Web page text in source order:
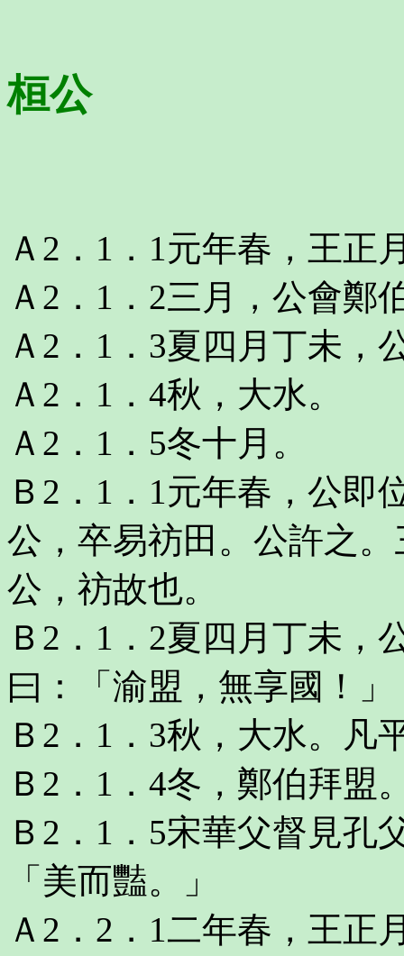
桓公
Ａ2．1．1元年春，王正
Ａ2．1．2三月，公會鄭
Ａ2．1．3夏四月丁未，
Ａ2．1．4秋，大水。
Ａ2．1．5冬十月。
Ｂ2．1．1元年春，公即
公，卒易祊田。公許之
公，祊故也。
Ｂ2．1．2夏四月丁未，
曰：「渝盟，無享國！」
Ｂ2．1．3秋，大水。凡
Ｂ2．1．4冬，鄭伯拜盟
Ｂ2．1．5宋華父督見孔
「美而豔。」
Ａ2．2．1二年春，王正